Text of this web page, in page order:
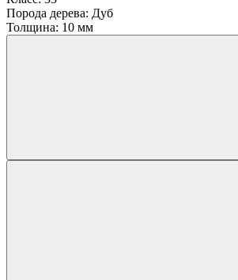
Порода дерева: Дуб
Толщина: 10 мм